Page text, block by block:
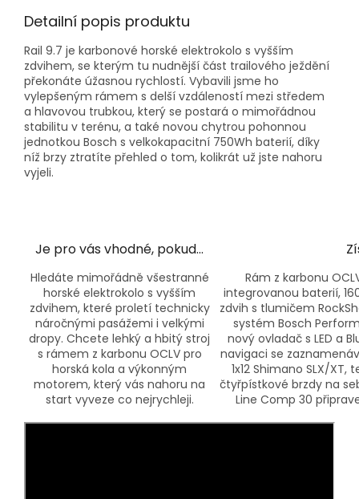
Detailní popis produktu
Rail 9.7 je karbonové horské elektrokolo s vyšším
zdvihem, se kterým tu nudnější část trailového ježdění
překonáte úžasnou rychlostí. Vybavili jsme ho
vylepšeným rámem s delší vzdáleností mezi středem
a hlavovou trubkou, který se postará o mimořádnou
stabilitu v terénu, a také novou chytrou pohonnou
jednotkou Bosch s velkokapacitní 750Wh baterií, díky
níž brzy ztratíte přehled o tom, kolikrát už jste nahoru
vyjeli.
Je pro vás vhodné, pokud…
Hledáte mimořádně všestranné
horské elektrokolo s vyšším
zdvihem, které proletí technicky
náročnými pasážemi i velkými
dropy. Chcete lehký a hbitý stroj
s rámem z karbonu OCLV pro
horská kola a výkonným
motorem, který vás nahoru na
start vyveze co nejrychleji.
Rám z karbonu
integrovanou baterií,
zdvih s tlumičem
systém Bosch
nový ovladač s LED a
navigaci se
1x12 Shimano SLX/
čtyřpístkové brzdy na
Line Comp 30